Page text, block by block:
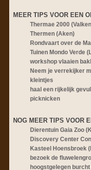
MEER TIPS VOOR EEN
Thermae 2000
Thermen (Aken)
Rondvaart over de
Tuinen Mondo Verde
workshop vlaaien
Neem je verrekijker
kleintjes
haal een rijkelijk
picknicken
NOG MEER TIPS VOOR
Dierentuin Gaia Zoo
Discovery Center
Kasteel Hoensbroek
bezoek de
hoogstgelegen